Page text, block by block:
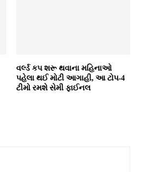
વર્લ્ડ કપ શરૂ થવાના મહિનાઓ
પહેલા થઈ મોટી આગાહી, આ ટોપ-4
ટીમો રમશે સેમી ફાઈનલ